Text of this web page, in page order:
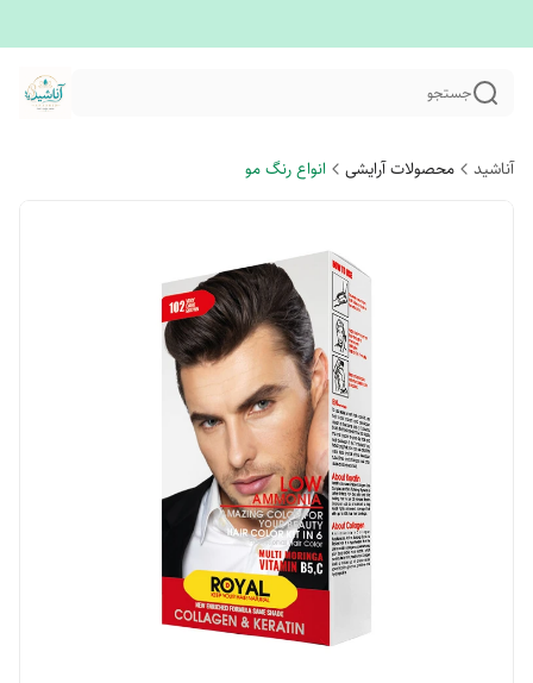
جستجو
آناشید محصولات آرایشی انواع رنگ مو